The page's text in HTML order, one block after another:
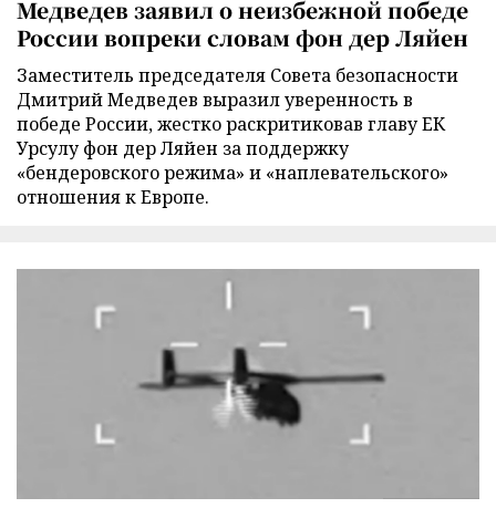
Медведев заявил о неизбежной победе
России вопреки словам фон дер Ляйен
Заместитель председателя Совета безопасности
Дмитрий Медведев выразил уверенность в
победе России, жестко раскритиковав главу ЕК
Урсулу фон дер Ляйен за поддержку
«бендеровского режима» и «наплевательского»
отношения к Европе.